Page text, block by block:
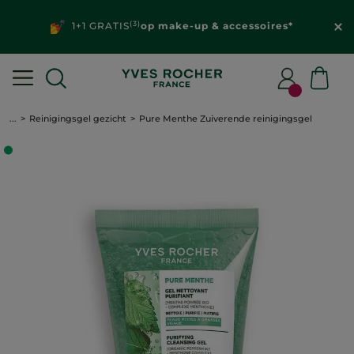
1+1 GRATIS(3)op make-up & accessoires*
... Reinigingsgel gezicht Pure Menthe Zuiverende reinigingsgel